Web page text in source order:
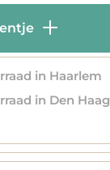
in Haarlem
in Den Haag